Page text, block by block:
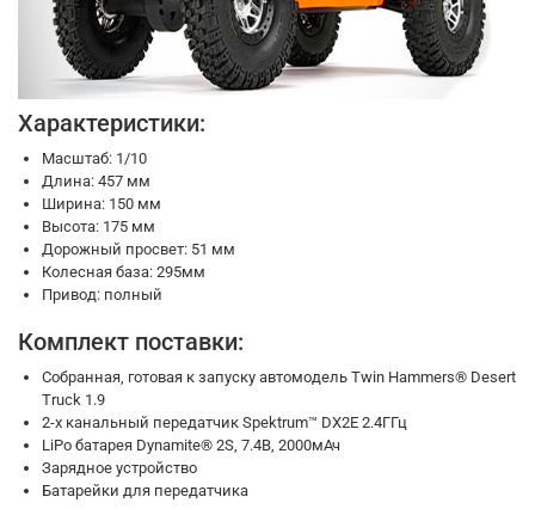
Характеристики:
Масштаб: 1/10
Длина: 457 мм
Ширина: 150 мм
Высота: 175 мм
Дорожный просвет: 51 мм
Колесная база: 295мм
Привод: полный
Комплект поставки:
Собранная, готовая к запуску автомодель Twin Hammers® Desert
Truck 1.9
2-х канальный передатчик Spektrum™ DX2E 2.4ГГц
LiPo батарея Dynamite® 2S, 7.4В, 2000мАч
Зарядное устройство
Батарейки для передатчика